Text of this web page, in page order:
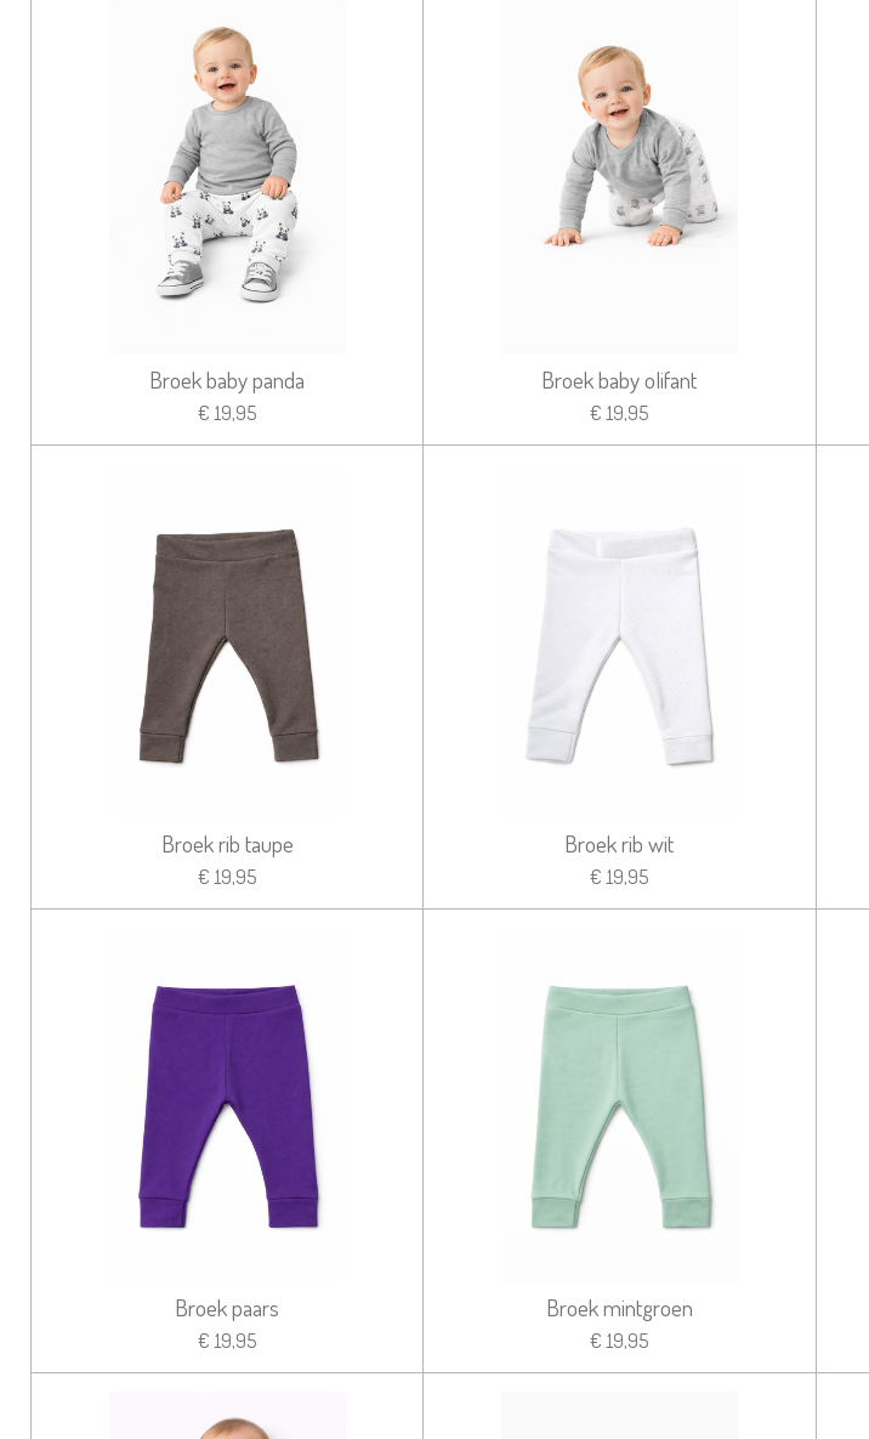
Broek baby panda
€ 19,95
Broek baby olifant
€ 19,95
Broek rib taupe
€ 19,95
Broek rib wit
€ 19,95
Broek paars
€ 19,95
Broek mintgroen
€ 19,95